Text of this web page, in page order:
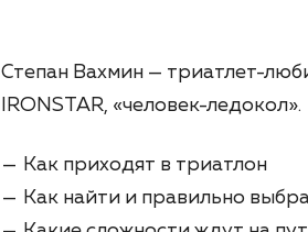
Степан Вахмин — триатлет-
IRONSTAR, «человек-ледокол».
Как приходят в триатлон
Как найти и правильно